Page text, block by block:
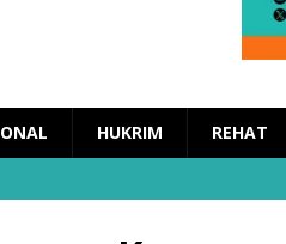
HUKRIM REHAT